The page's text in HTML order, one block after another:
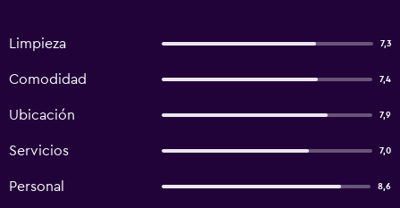
Limpieza 7,3
Comodidad 7,4
Ubicación 7,9
Servicios 7,0
Personal 8,6